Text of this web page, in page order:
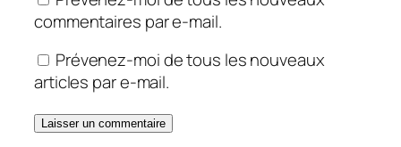
commentaires par e-mail.
Prévenez-moi de tous les nouveaux
articles par e-mail.